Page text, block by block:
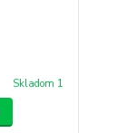
Skladom 1